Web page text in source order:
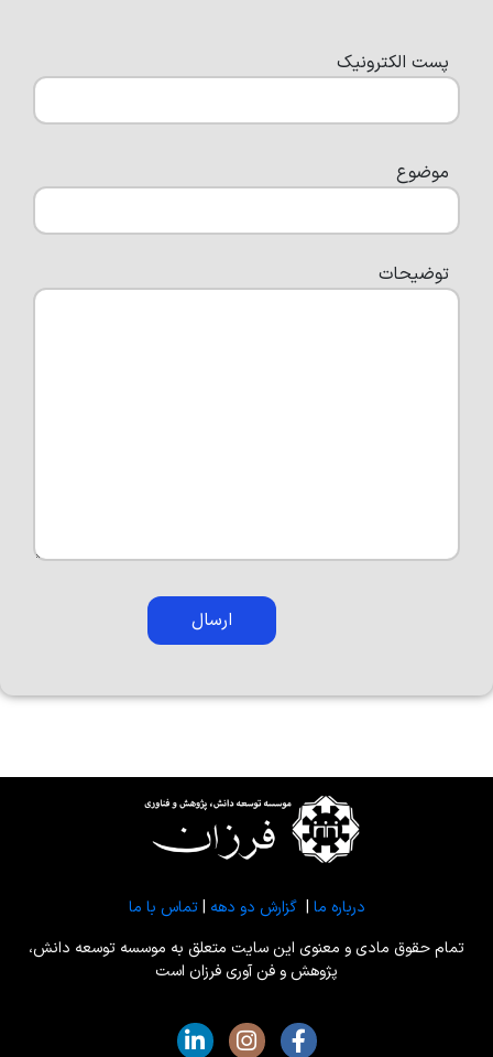
پست الکترونیک
موضوع
توضیحات
درباره ما |گزارش دو دهه |تماس با ما
تمام حقوق مادی و معنوی این سایت متعلق به موسسه توسعه دانش،
پژوهش و فن آوری فرزان است